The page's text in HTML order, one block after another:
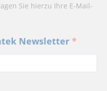
Sie hierzu Ihre E-Mail-
Newsletter